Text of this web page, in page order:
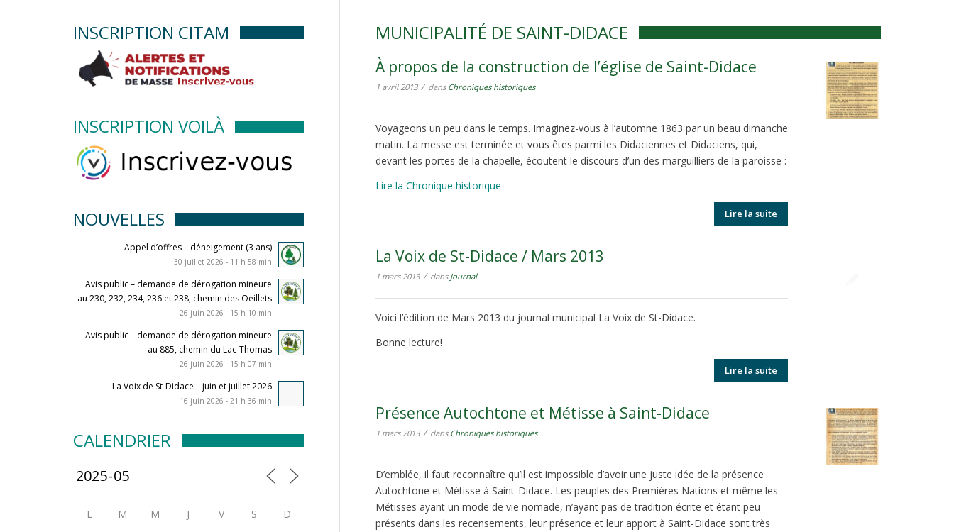
MUNICIPALITÉ DE SAINT-DIDACE
À propos de la construction de l’église de Saint-Didace
1 avril 2013 / dans Chroniques historiques
Voyageons un peu dans le temps. Imaginez-vous à l’automne 1863 par un beau dimanche
matin. La messe est terminée et vous êtes parmi les Didaciennes et Didaciens, qui,
devant les portes de la chapelle, écoutent le discours d’un des marguilliers de la paroisse :
Lire la Chronique historique
Lire la suite
La Voix de St-Didace / Mars 2013
1 mars 2013 / dans Journal
Voici l’édition de Mars 2013 du journal municipal La Voix de St-Didace.
Bonne lecture!
Lire la suite
Présence Autochtone et Métisse à Saint-Didace
1 mars 2013 / dans Chroniques historiques
D’emblée, il faut reconnaître qu’il est impossible d’avoir une juste idée de la présence
Autochtone et Métisse à Saint-Didace. Les peuples des Premières Nations et même les
Métisses ayant un mode de vie nomade, n’ayant pas de tradition écrite et étant peu
présents dans les recensements, leur présence et leur apport à Saint-Didace sont très
INSCRIPTION CITAM
INSCRIPTION VOILÀ
NOUVELLES
Appel d’offres – déneigement (3 ans)
30 juillet 2026 - 11 h 58 min
Avis public – demande de dérogation mineure
au 230, 232, 234, 236 et 238, chemin des Oeillets
26 juin 2026 - 15 h 10 min
Avis public – demande de dérogation mineure
au 885, chemin du Lac-Thomas
26 juin 2026 - 15 h 07 min
La Voix de St-Didace – juin et juillet 2026
16 juin 2026 - 21 h 36 min
CALENDRIER
L M M J V S D